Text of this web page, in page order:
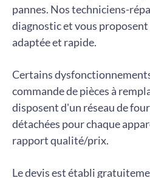
pannes. Nos techniciens-
diagnostic et vous
adaptée et rapide.
Certains
commande de pièces à
disposent d'un réseau de
détachées pour chaque
rapport qualité/prix.
Le devis est établi